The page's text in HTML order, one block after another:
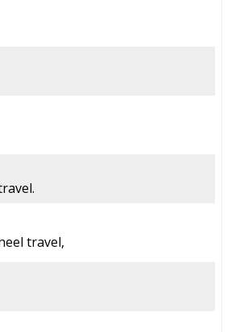
travel,